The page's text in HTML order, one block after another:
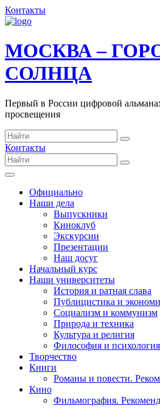
Контакты
МОСКВА –
СОЛНЦА
Первый в России цифровой
просвещения
Контакты
Официально
Наши дела
Выпускники
Киноклуб
Экскурсии
Презентации
Наш досуг
Начальный курс
Наши университеты
История и ратная слава
Публицистика и
Социализм и коммунизм
Природа и техника
Культура и религия
Философия и психология
Творчество
Книги
Романы и повести.
Кино
Фильмография.